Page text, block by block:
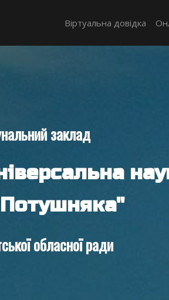
Віртуальна довідка
заклад
обласної ради